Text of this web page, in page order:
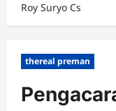
Roy Suryo Cs
thereal preman